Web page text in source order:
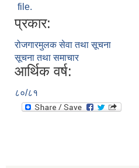
file.
प्रकार:
रोजगारमुलक सेवा तथा सूचना
सूचना तथा समाचार
आर्थिक वर्ष:
८०/८१